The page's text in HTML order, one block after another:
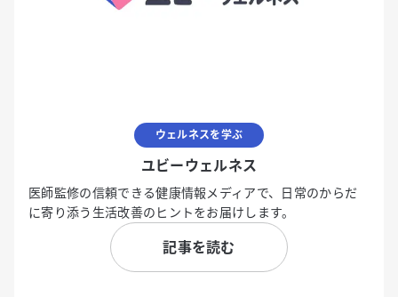
ウェルネスを学ぶ
ユビーウェルネス
医師監修の信頼できる健康情報メディアで、日常のからだ
に寄り添う生活改善のヒントをお届けします。
記事を読む